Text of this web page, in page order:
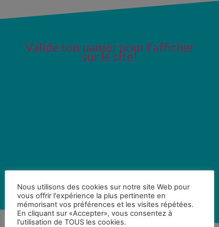
Valide ton panier pour l’afficher
sur le site!
Nous utilisons des cookies sur notre site Web pour
vous offrir l'expérience la plus pertinente en
mémorisant vos préférences et les visites répétées.
En cliquant sur «Accepter», vous consentez à
l'utilisation de TOUS les cookies.